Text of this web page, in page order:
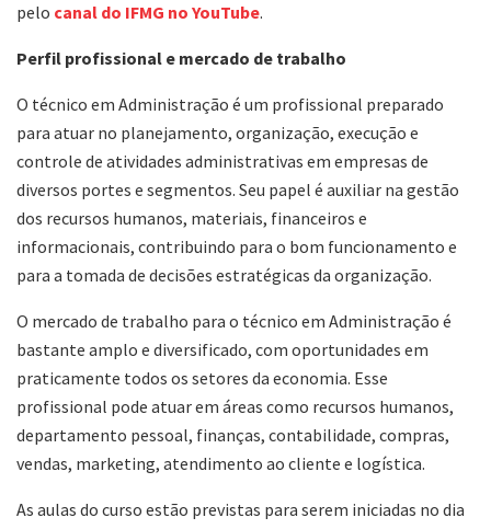
pelo canal do IFMG no YouTube.
Perfil profissional e mercado de trabalho
O técnico em Administração é um profissional preparado
para atuar no planejamento, organização, execução e
controle de atividades administrativas em empresas de
diversos portes e segmentos. Seu papel é auxiliar na gestão
dos recursos humanos, materiais, financeiros e
informacionais, contribuindo para o bom funcionamento e
para a tomada de decisões estratégicas da organização.
O mercado de trabalho para o técnico em Administração é
bastante amplo e diversificado, com oportunidades em
praticamente todos os setores da economia. Esse
profissional pode atuar em áreas como recursos humanos,
departamento pessoal, finanças, contabilidade, compras,
vendas, marketing, atendimento ao cliente e logística.
As aulas do curso estão previstas para serem iniciadas no dia